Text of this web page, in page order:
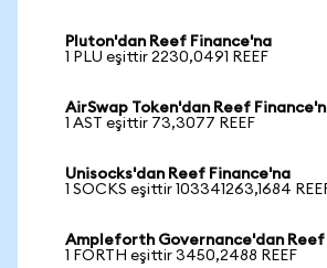
Pluton'dan Reef Finance'na
1 PLU eşittir 2230,0491 REEF
AirSwap Token'dan Reef
1 AST eşittir 73,3077 REEF
Unisocks'dan Reef Finance'na
1 SOCKS eşittir 103341263,1684
Ampleforth Governance'dan Reef
1 FORTH eşittir 3450,2488 REEF